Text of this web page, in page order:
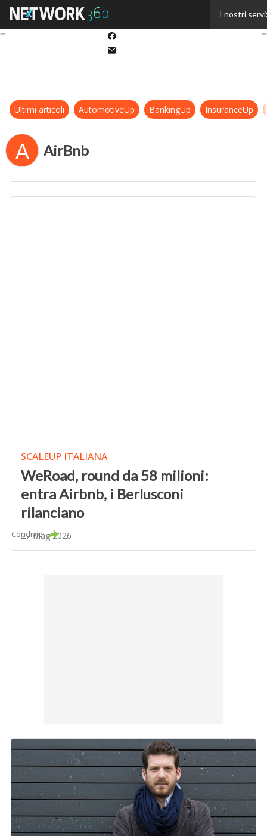
I nostri
Ultimi articoli AutomotiveUp BankingUp InsuranceUp
A AirBnb
SCALEUP ITALIANA
WeRoad, round da 58 milioni:
entra Airbnb, i Berlusconi
rilanciano
27 Mag 2026
Condividi